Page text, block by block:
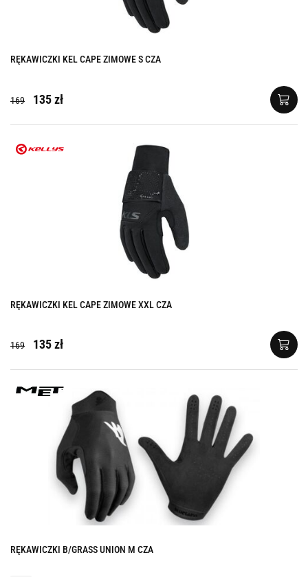
RĘKAWICZKI KEL CAPE ZIMOWE S CZA
169 135 zł
RĘKAWICZKI KEL CAPE ZIMOWE XXL CZA
169 135 zł
RĘKAWICZKI B/GRASS UNION M CZA